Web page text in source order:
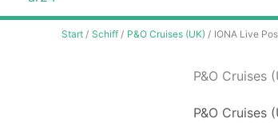
Start Schiff P&O Cruises (UK) IONA Live
P&O Cruises
P&O Cruises